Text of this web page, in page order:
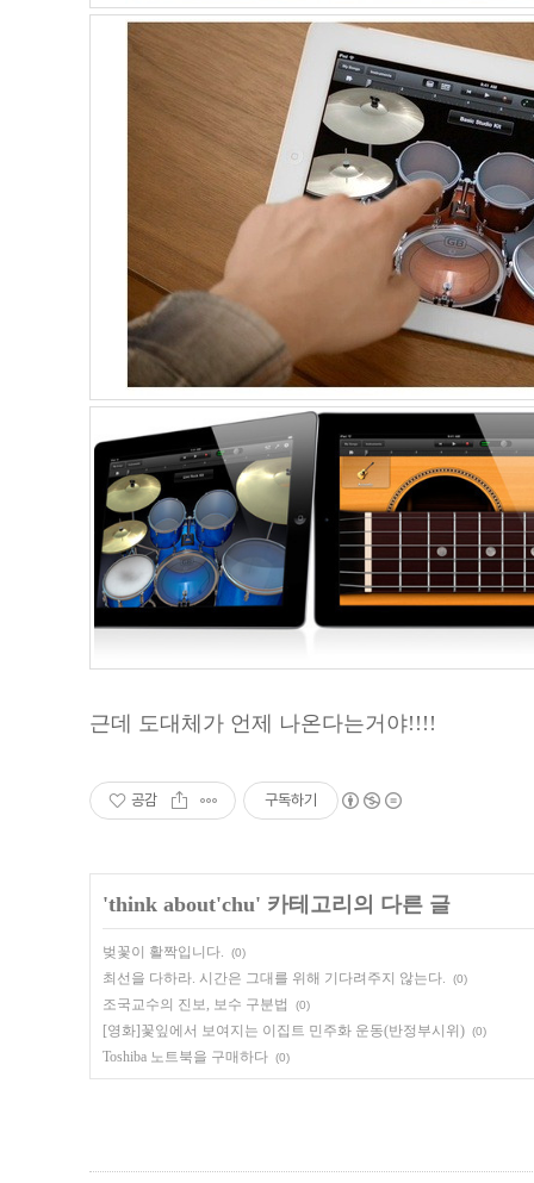
근데 도대체가 언제 나온다는거야!!!!
공감 구독하기
'think about'chu' 카테고리의 다른 글
벚꽃이 활짝입니다. (0)
최선을 다하라. 시간은 그대를 위해 기다려주지 않는다. (0)
조국교수의 진보, 보수 구분법 (0)
[영화]꽃잎에서 보여지는 이집트 민주화 운동(반정부시위) (0)
Toshiba 노트북을 구매하다 (0)